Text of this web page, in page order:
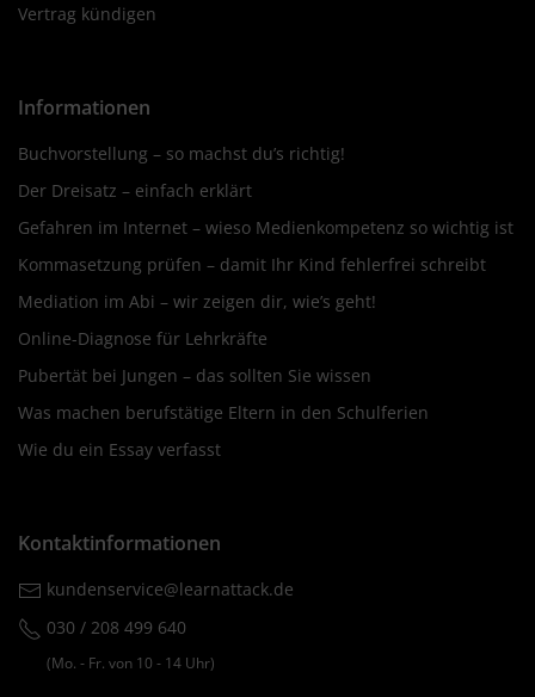
Vertrag kündigen
Informationen
Buchvorstellung – so machst du’s richtig!
Der Dreisatz – einfach erklärt
Gefahren im Internet – wieso Medienkompetenz so wichtig ist
Kommasetzung prüfen – damit Ihr Kind fehlerfrei schreibt
Mediation im Abi – wir zeigen dir, wie’s geht!
Online-Diagnose für Lehrkräfte
Pubertät bei Jungen – das sollten Sie wissen
Was machen berufstätige Eltern in den Schulferien
Wie du ein Essay verfasst
Kontaktinformationen
kundenservice@learnattack.de
030 / 208 499 640
(Mo. ‐ Fr. von 10 ‐ 14 Uhr)